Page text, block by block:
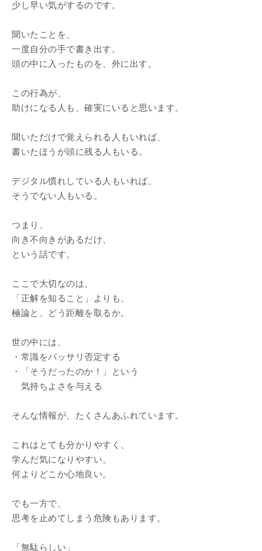
少し早い気がするのです。
聞いたことを、
一度自分の手で書き出す。
頭の中に入ったものを、外に出す。
この行為が、
助けになる人も、確実にいると思います。
聞いただけで覚えられる人もいれば、
書いたほうが頭に残る人もいる。
デジタル慣れしている人もいれば、
そうでない人もいる。
つまり、
向き不向きがあるだけ、
という話です。
ここで大切なのは、
「正解を知ること」よりも、
極論と、どう距離を取るか。
世の中には、
・常識をバッサリ否定する
・「そうだったのか！」という
気持ちよさを与える
そんな情報が、たくさんあふれています。
これはとても分かりやすく、
学んだ気になりやすい。
何よりどこか心地良い。
でも一方で、
思考を止めてしまう危険もあります。
「無駄らしい」